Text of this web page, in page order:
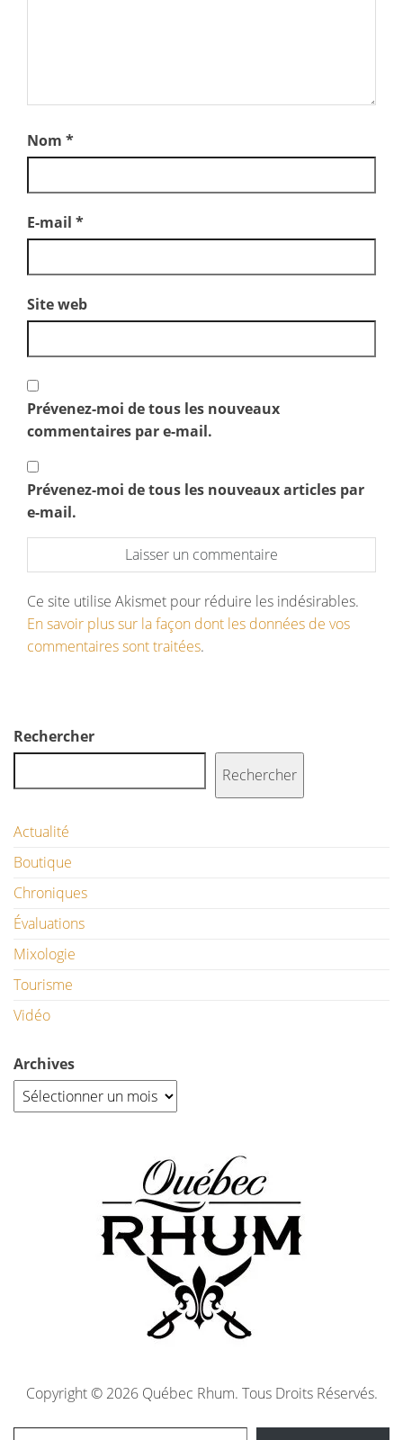
Nom *
E-mail *
Site web
Prévenez-moi de tous les nouveaux
commentaires par e-mail.
Prévenez-moi de tous les nouveaux articles par
e-mail.
Ce site utilise Akismet pour réduire les indésirables.
En savoir plus sur la façon dont les données de vos
commentaires sont traitées.
Rechercher
Rechercher
Actualité
Boutique
Chroniques
Évaluations
Mixologie
Tourisme
Vidéo
Archives
Copyright © 2026 Québec Rhum. Tous Droits Réservés.